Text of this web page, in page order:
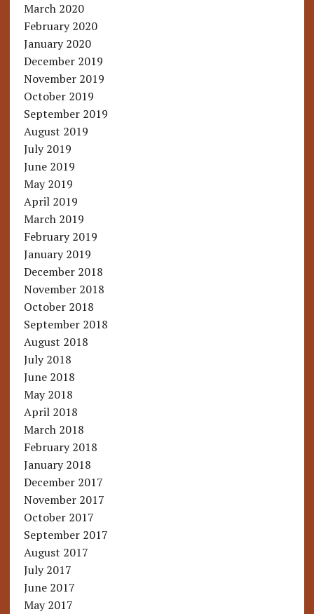
March 2020
February 2020
January 2020
December 2019
November 2019
October 2019
September 2019
August 2019
July 2019
June 2019
May 2019
April 2019
March 2019
February 2019
January 2019
December 2018
November 2018
October 2018
September 2018
August 2018
July 2018
June 2018
May 2018
April 2018
March 2018
February 2018
January 2018
December 2017
November 2017
October 2017
September 2017
August 2017
July 2017
June 2017
May 2017